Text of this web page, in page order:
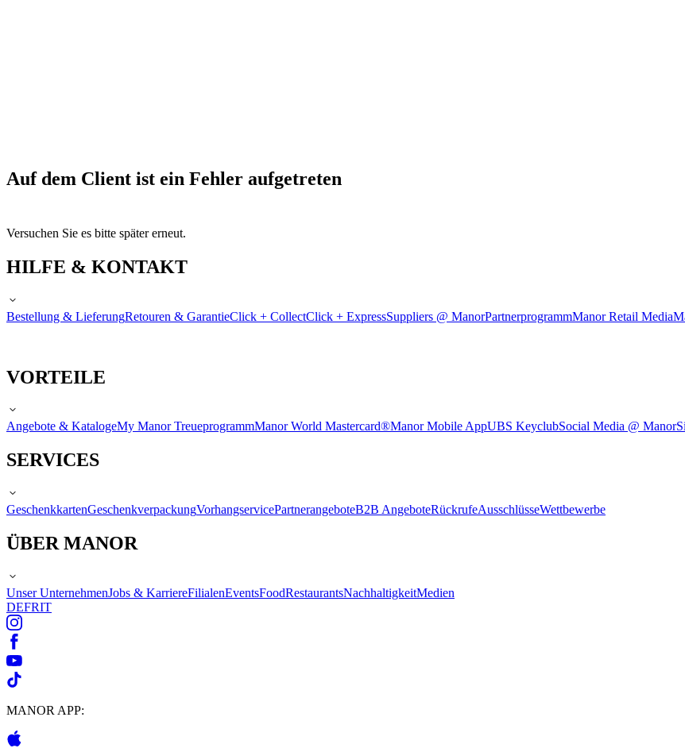
Auf dem Client ist ein Fehler aufgetreten
Versuchen Sie es bitte später erneut.
HILFE & KONTAKT
Bestellung & LieferungRetouren & GarantieClick + CollectClick + ExpressSuppliers @ ManorPartnerprogrammManor Retail Media
VORTEILE
Angebote & KatalogeMy Manor TreueprogrammManor World Mastercard®Manor Mobile AppUBS KeyclubSocial Media @ Manor
SERVICES
GeschenkkartenGeschenkverpackungVorhangservicePartnerangeboteB2B AngeboteRückrufeAusschlüsseWettbewerbe
ÜBER MANOR
Unser UnternehmenJobs & KarriereFilialenEventsFoodRestaurantsNachhaltigkeitMedien
DEFRIT
MANOR APP: